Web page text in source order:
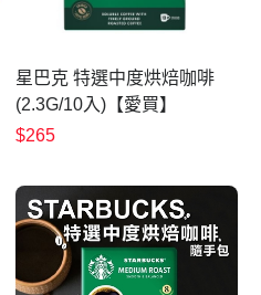
星巴克 特選中度烘焙咖啡
(2.3G/10入)【愛買】
$265